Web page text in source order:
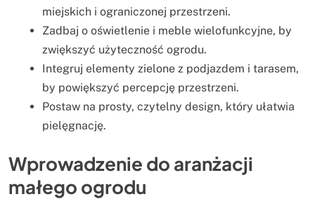
miejskich i ograniczonej przestrzeni.
Zadbaj o oświetlenie i meble wielofunkcyjne, by
zwiększyć użyteczność ogrodu.
Integruj elementy zielone z podjazdem i tarasem,
by powiększyć percepcję przestrzeni.
Postaw na prosty, czytelny design, który ułatwia
pielęgnację.
Wprowadzenie do aranżacji
małego ogrodu